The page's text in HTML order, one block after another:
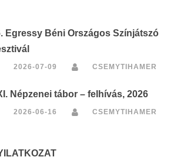
Egressy Béni Országos Színjátszó
2026-07-09 CSEMYTIHAMER
Népzenei tábor – felhívás, 2026
2026-06-16 CSEMYTIHAMER